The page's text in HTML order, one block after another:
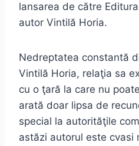
lansarea de către
autor Vintilă Horia.
Nedreptatea constantă
Vintilă Horia, relaţia sa
cu o ţară la care nu
arată doar lipsa de
special la autorităţile
astăzi autorul este cvasi